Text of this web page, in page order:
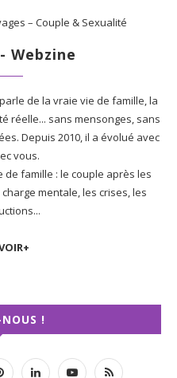
Webzine
de la vraie vie de famille, la
réelle... sans mensonges, sans
Depuis 2010, il a évolué avec
vous.
de famille : le couple après les
mentale, les crises, les
!